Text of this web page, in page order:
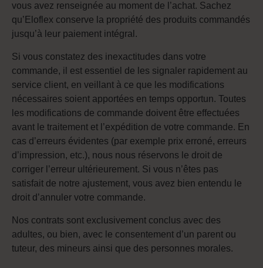
vous avez renseignée au moment de l’achat. Sachez
qu’Eloflex conserve la propriété des produits commandés
jusqu’à leur paiement intégral.
Si vous constatez des inexactitudes dans votre
commande, il est essentiel de les signaler rapidement au
service client, en veillant à ce que les modifications
nécessaires soient apportées en temps opportun. Toutes
les modifications de commande doivent être effectuées
avant le traitement et l’expédition de votre commande. En
cas d’erreurs évidentes (par exemple prix erroné, erreurs
d’impression, etc.), nous nous réservons le droit de
corriger l’erreur ultérieurement. Si vous n’êtes pas
satisfait de notre ajustement, vous avez bien entendu le
droit d’annuler votre commande.
Nos contrats sont exclusivement conclus avec des
adultes, ou bien, avec le consentement d’un parent ou
tuteur, des mineurs ainsi que des personnes morales.